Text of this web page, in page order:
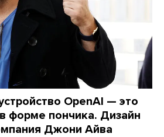
OpenAI — это
форме пончика. Дизайн
Джони Айва